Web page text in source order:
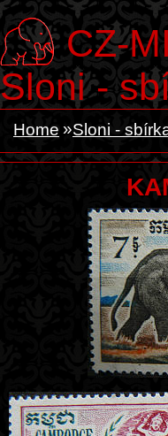
CZ-
Sloni -
Home Sloni -